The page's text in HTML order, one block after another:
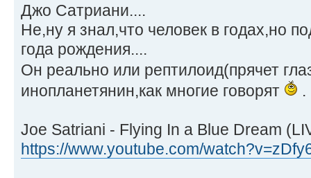
Джо Сатриани....
Не,ну я знал,что человек в годах,но
года рождения....
Он реально или рептилоид(прячет
инопланетянин,как многие говорят
.
Joe Satriani - Flying In a Blue Dream
https://www.youtube.com/